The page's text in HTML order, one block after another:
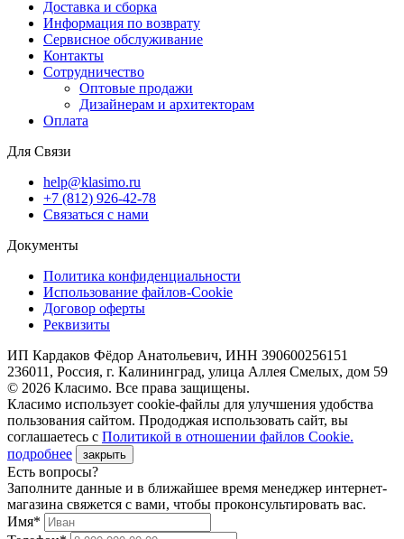
Доставка и сборка
Информация по возврату
Сервисное обслуживание
Контакты
Сотрудничество
Оптовые продажи
Дизайнерам и архитекторам
Оплата
Для Связи
help@klasimo.ru
+7 (812) 926-42-78
Связаться с нами
Документы
Политика конфиденциальности
Использование файлов-Cookie
Договор оферты
Реквизиты
ИП Кардаков Фёдор Анатольевич, ИНН 390600256151
236011, Россия, г. Калининград, улица Аллея Смелых, дом 59
© 2026 Класимо. Все права защищены.
Класимо использует cookie-файлы для улучшения удобства
пользования сайтом. Прододжая использовать сайт, вы
соглашаетесь с Политикой в отношении файлов Сookie.
подробнее
закрыть
Есть вопросы?
Заполните данные и в ближайшее время менеджер интернет-
магазина свяжется с вами, чтобы проконсультировать вас.
Имя*